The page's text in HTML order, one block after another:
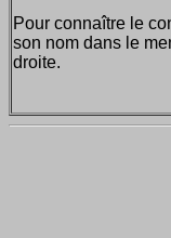
Pour connaître le
son nom dans le
droite.